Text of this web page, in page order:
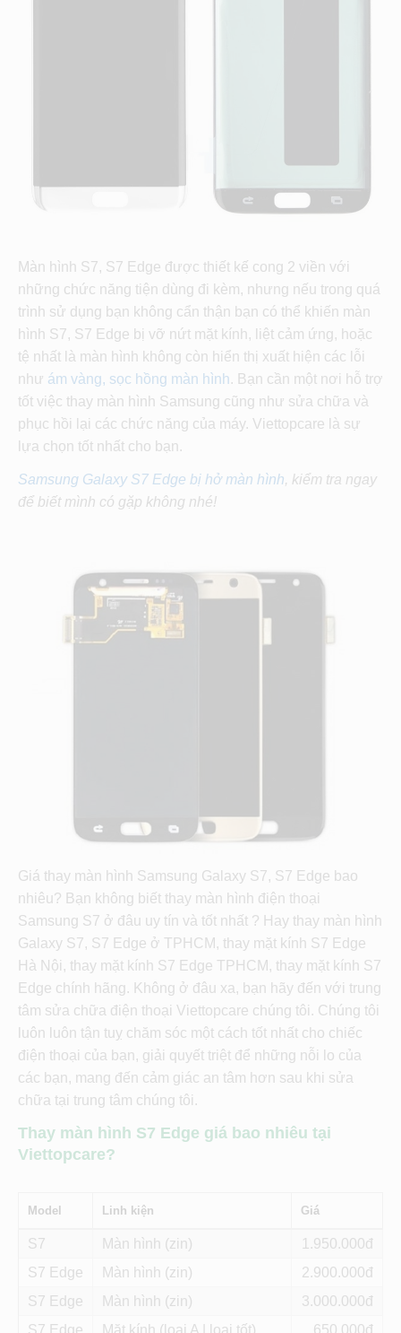
Màn hình S7, S7 Edge được thiết kế cong 2 viền với
những chức năng tiện dùng đi kèm, nhưng nếu trong quá
trình sử dụng bạn không cẩn thận bạn có thể khiến màn
hình S7, S7 Edge bị vỡ nứt mặt kính, liệt cảm ứng, hoặc
tệ nhất là màn hình không còn hiển thị xuất hiện các lỗi
như ám vàng, sọc hồng màn hình. Bạn cần một nơi hỗ trợ
tốt việc thay màn hình Samsung cũng như sửa chữa và
phục hồi lại các chức năng của máy. Viettopcare là sự
lựa chọn tốt nhất cho bạn.
Samsung Galaxy S7 Edge bị hở màn hình, kiểm tra ngay
để biết mình có gặp không nhé!
Giá thay màn hình Samsung Galaxy S7, S7 Edge bao
nhiêu? Bạn không biết thay màn hình điện thoại
Samsung S7 ở đâu uy tín và tốt nhất ? Hay thay màn hình
Galaxy S7, S7 Edge ở TPHCM, thay mặt kính S7 Edge
Hà Nội, t hay mặt kính S7 Edge TPHCM, thay mặt kính S7
Edge chính hãng. Không ở đâu xa, bạn hãy đến với trung
tâm sửa chữa điện thoại Viettopcare chúng tôi. Chúng tôi
luôn luôn tận tuỵ chăm sóc một cách tốt nhất cho chiếc
điện thoại của bạn, giải quyết triệt để những nỗi lo của
các bạn, mang đến cảm giác an tâm hơn sau khi sửa
chữa tại trung tâm chúng tôi.
Thay màn hình S7 Edge giá bao nhiêu tại
Viettopcare?
Model Linh kiện Giá
S7 Màn hình (zin)
1.950
S7 Edge
Màn hình (zin)
2.900
S7 Edge
Màn hình (zin)
3.000
S7 Edge
Mặt kính (loại A | loại tốt) 650